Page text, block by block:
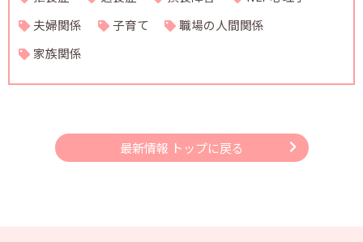
夫婦関係
子育て
職場の人間関係
家族関係
最新情報 トップに戻る